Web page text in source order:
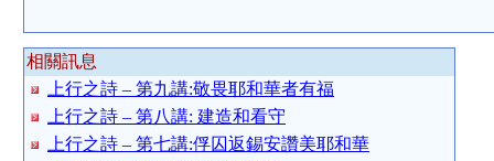
相關訊息
上行之詩 – 第九講:敬畏耶和華者有福
上行之詩 – 第八講: 建造和看守
上行之詩 – 第七講:俘囚返錫安讚美耶和華